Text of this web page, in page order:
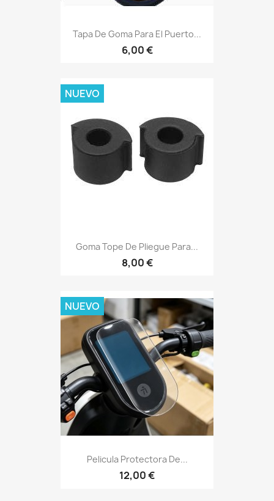
Tapa De Goma Para El Puerto...
6,00 €
Goma Tope De Pliegue Para...
8,00 €
NUEVO
Pelicula Protectora De...
12,00 €
NUEVO